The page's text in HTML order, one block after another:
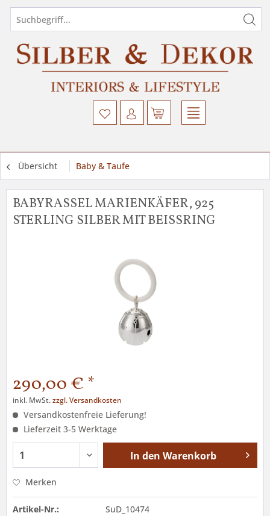
Übersicht Baby & Taufe
BABYRASSEL MARIENKÄFER, 925
STERLING SILBER MIT BEISSRING
290,00 € *
inkl. MwSt.zzgl. Versandkosten
Versandkostenfreie Lieferung!
Lieferzeit 3-5 Werktage
In den Warenkorb
Merken
Artikel-Nr.: SuD_10474